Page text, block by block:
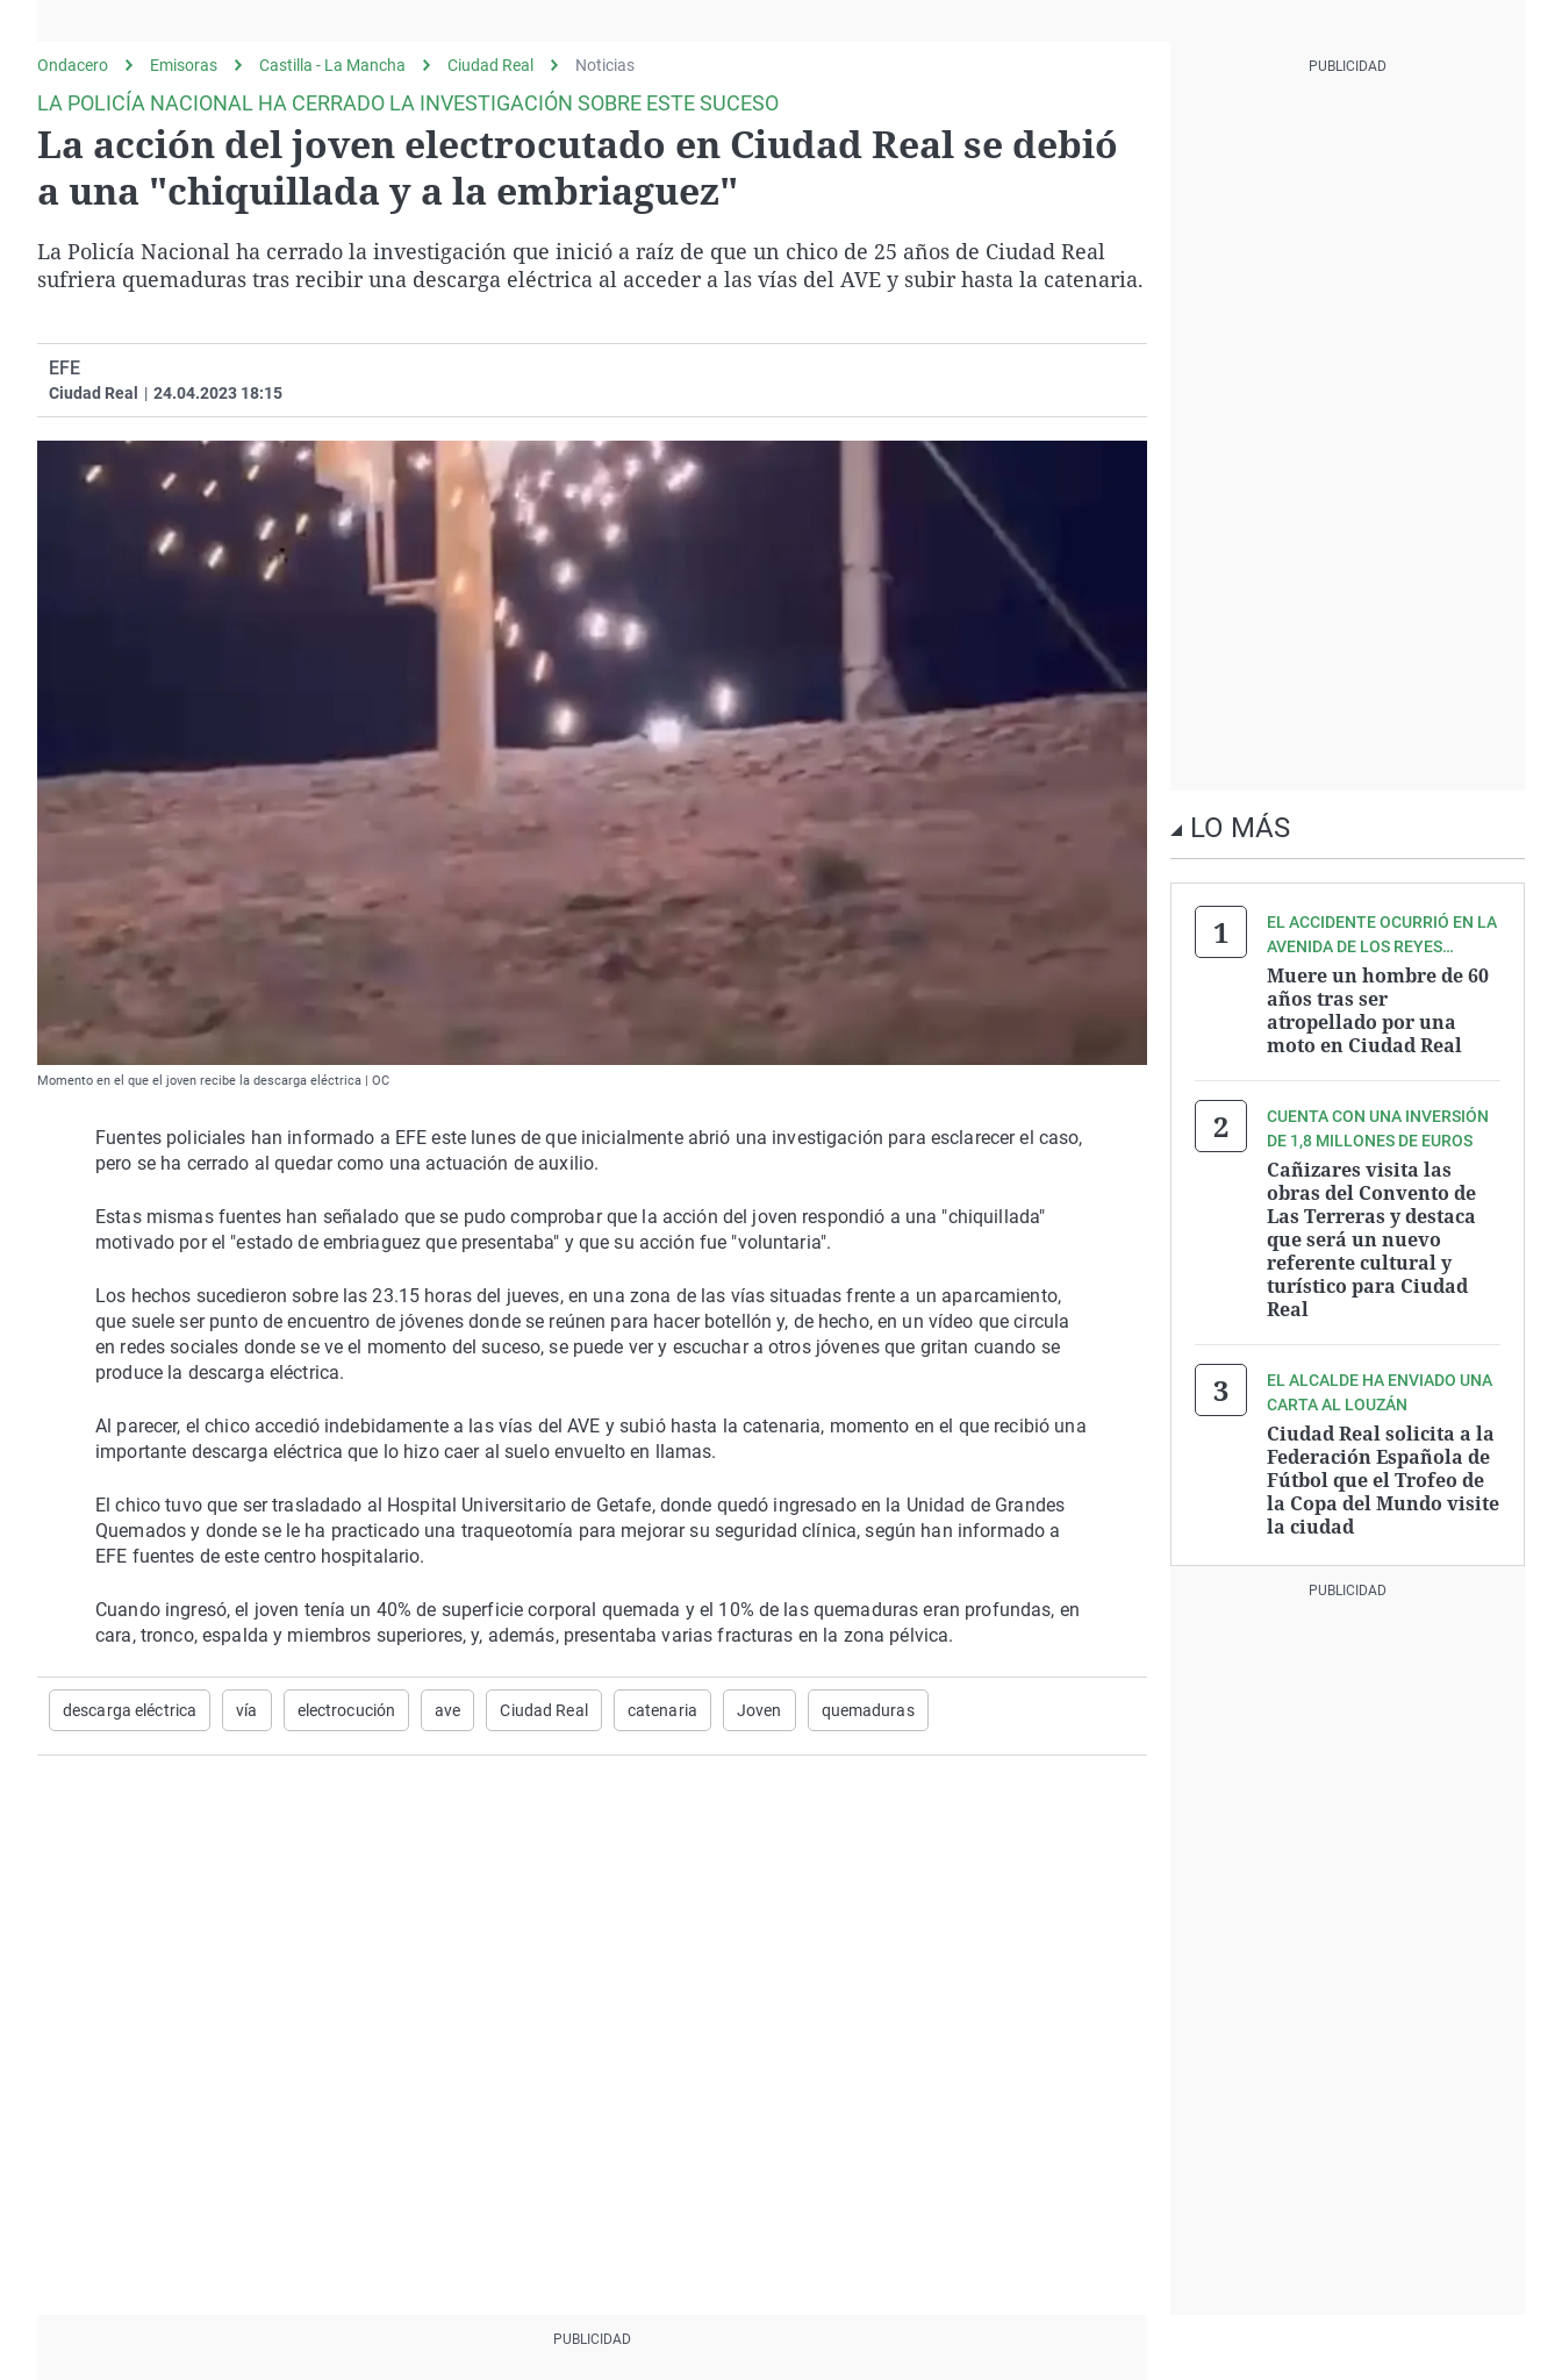
gato
Negra
Navarra
Ondacero Emisoras Castilla - La Mancha Ciudad Real Noticias
LA POLICÍA NACIONAL HA CERRADO LA INVESTIGACIÓN SOBRE ESTE SUCESO
La acción del joven electrocutado en Ciudad Real se debió
a una "chiquillada y a la embriaguez"
La Policía Nacional ha cerrado la investigación que inició a raíz de que un chico de 25 años de Ciudad Real
sufriera quemaduras tras recibir una descarga eléctrica al acceder a las vías del AVE y subir hasta la catenaria.
EFE
Ciudad Real | 24.04.2023 18:15
Momento en el que el joven recibe la descarga eléctrica | OC
Fuentes policiales han informado a EFE este lunes de que inicialmente abrió una investigación para esclarecer el caso,
pero se ha cerrado al quedar como una actuación de auxilio.
Estas mismas fuentes han señalado que se pudo comprobar que la acción del joven respondió a una "chiquillada"
motivado por el "estado de embriaguez que presentaba" y que su acción fue "voluntaria".
Los hechos sucedieron sobre las 23.15 horas del jueves, en una zona de las vías situadas frente a un aparcamiento,
que suele ser punto de encuentro de jóvenes donde se reúnen para hacer botellón y, de hecho, en un vídeo que circula
en redes sociales donde se ve el momento del suceso, se puede ver y escuchar a otros jóvenes que gritan cuando se
produce la descarga eléctrica.
Al parecer, el chico accedió indebidamente a las vías del AVE y subió hasta la catenaria, momento en el que recibió una
importante descarga eléctrica que lo hizo caer al suelo envuelto en llamas.
El chico tuvo que ser trasladado al Hospital Universitario de Getafe, donde quedó ingresado en la Unidad de Grandes
Quemados y donde se le ha practicado una traqueotomía para mejorar su seguridad clínica, según han informado a
EFE fuentes de este centro hospitalario.
Cuando ingresó, el joven tenía un 40% de superficie corporal quemada y el 10% de las quemaduras eran profundas, en
cara, tronco, espalda y miembros superiores, y, además, presentaba varias fracturas en la zona pélvica.
descarga eléctrica vía electrocución ave Ciudad Real catenaria Joven quemaduras
LO MÁS
EL ACCIDENTE OCURRIÓ EN LA
AVENIDA DE LOS REYES
CATÓLICOS
Muere un hombre de 60
años tras ser
atropellado por una
moto en Ciudad Real
CUENTA CON UNA INVERSIÓN
DE 1,8 MILLONES DE EUROS
Cañizares visita las
obras del Convento de
Las Terreras y destaca
que será un nuevo
referente cultural y
turístico para Ciudad
Real
EL ALCALDE HA ENVIADO UNA
CARTA AL LOUZÁN
Ciudad Real solicita a la
Federación Española de
Fútbol que el Trofeo de
la Copa del Mundo visite
la ciudad